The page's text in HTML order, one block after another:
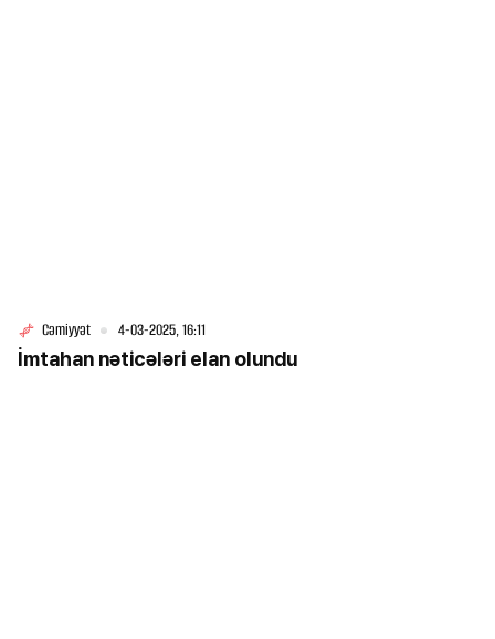
Cəmiyyət 4-03-2025, 16:11
İmtahan nəticələri elan olundu